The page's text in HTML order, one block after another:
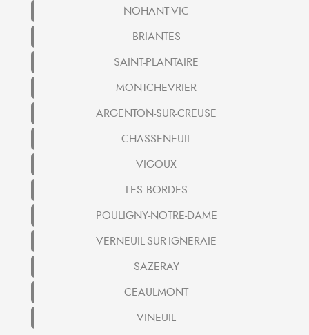
NOHANT-VIC
BRIANTES
SAINT-PLANTAIRE
MONTCHEVRIER
ARGENTON-SUR-CREUSE
CHASSENEUIL
VIGOUX
LES BORDES
POULIGNY-NOTRE-DAME
VERNEUIL-SUR-IGNERAIE
SAZERAY
CEAULMONT
VINEUIL